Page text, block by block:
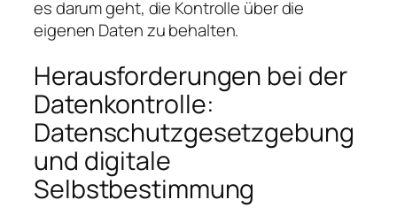
es darum geht, die Kontrolle über die
eigenen Daten zu behalten.
Herausforderungen bei der
Datenkontrolle:
Datenschutzgesetzgebung
und digitale
Selbstbestimmung